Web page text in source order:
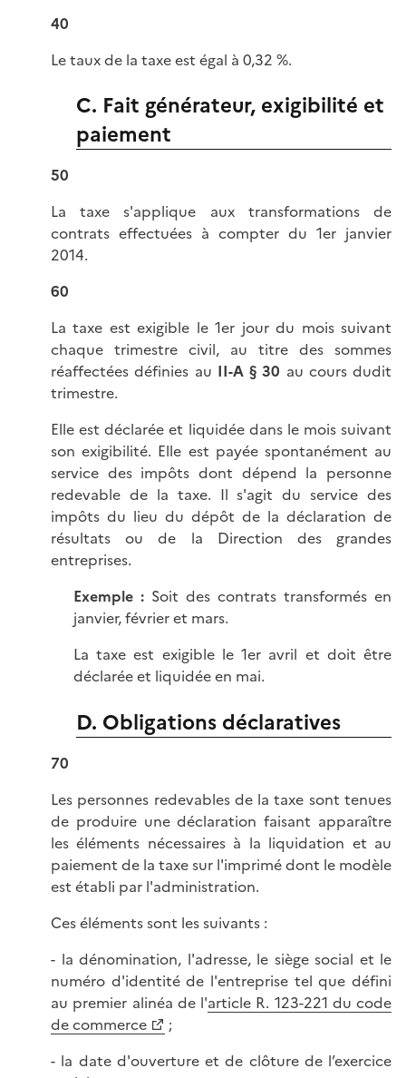
40
Le taux de la taxe est égal à 0,32 %.
C. Fait générateur, exigibilité et
paiement
50
La taxe s'applique aux transformations de
contrats effectuées à compter du 1er janvier
2014.
60
La taxe est exigible le 1er jour du mois suivant
chaque trimestre civil, au titre des sommes
réaffectées définies au II-A § 30 au cours dudit
trimestre.
Elle est déclarée et liquidée dans le mois suivant
son exigibilité. Elle est payée spontanément au
service des impôts dont dépend la personne
redevable de la taxe. Il s'agit du service des
impôts du lieu du dépôt de la déclaration de
résultats ou de la Direction des grandes
entreprises.
Exemple :Soit des contrats transformés en
janvier, février et mars.
La taxe est exigible le 1er avril et doit être
déclarée et liquidée en mai.
D. Obligations déclaratives
70
Les personnes redevables de la taxe sont tenues
de produire une déclaration faisant apparaître
les éléments nécessaires à la liquidation et au
paiement de la taxe sur l'imprimé dont le modèle
est établi par l'administration.
Ces éléments sont les suivants :
- la dénomination, l'adresse, le siège social et le
numéro d'identité de l'entreprise tel que défini
au premier alinéa de l'article R. 123-221 du code
de commerce
;
- la date d'ouverture et de clôture de l’exercice